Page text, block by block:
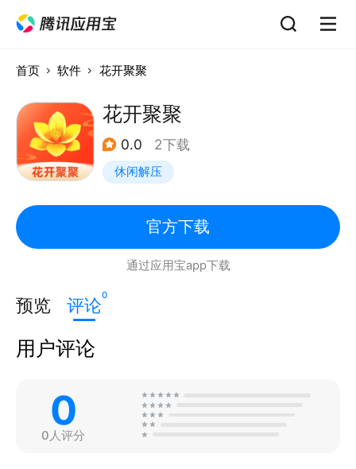
首页 软件 花开聚聚
花开聚聚
0.0 2下载
休闲解压
官方下载
通过应用宝app下载
预览 评论0
用户评论
0
0人评分